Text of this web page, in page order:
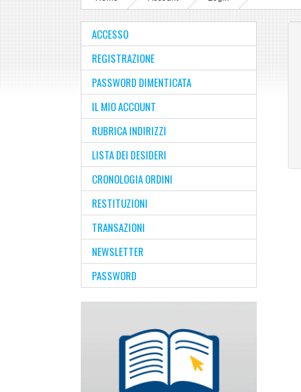
ACCESSO
REGISTRAZIONE
PASSWORD DIMENTICATA
IL MIO ACCOUNT
RUBRICA INDIRIZZI
LISTA DEI DESIDERI
CRONOLOGIA ORDINI
RESTITUZIONI
TRANSAZIONI
NEWSLETTER
PASSWORD